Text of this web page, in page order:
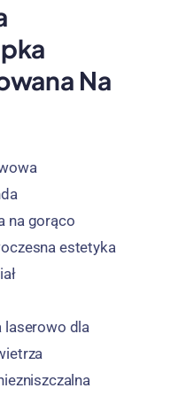
Na
na gorąco
estetyka
laserowo dla